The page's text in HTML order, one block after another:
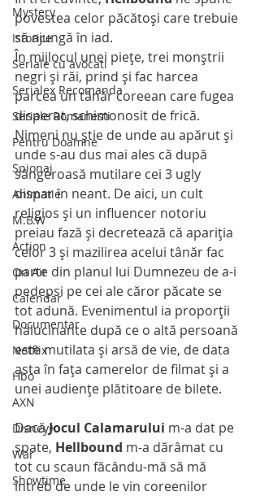
Mystery
Istorice
Seriale cu avocati
Serialex Recomanda
Seriale Romanesti
Pentru Doamne
Spionaj
Animatie
M.B.W
Action
On Air
Calendar
Documentar
Netflix
Hbo
AXN
Disney+
War
Showtime
povestea celor păcătoși care trebuie
să ajungă în iad.
În mijlocul unei pieţe, trei monştrii
negri şi răi, prind şi fac harcea
parcea un tânăr coreean care fugea
disperat, schimonosit de frică.
Nimeni nu ştie de unde au apărut şi
unde s-au dus mai ales că după
sângeroasă mutilare cei 3 ugly
dispar în neant. De aici, un cult
religios şi un influencer notoriu
preiau fază şi decretează că apariţia
celor 3 şi mazilirea acelui tânăr fac
parte din planul lui Dumnezeu de a-i
pedepsi pe cei ale căror păcate se
tot adună. Evenimentul ia proporţii
halucinante după ce o altă persoană
este mutilata şi arsă de vie, de data
asta în faţa camerelor de filmat şi a
unei audienţe plătitoare de bilete.
Dacă Jocul Calamarului m-a dat pe
spate, Hellbound m-a dărâmat cu
tot cu scaun făcându-mă să mă
întreb de unde le vin coreenilor